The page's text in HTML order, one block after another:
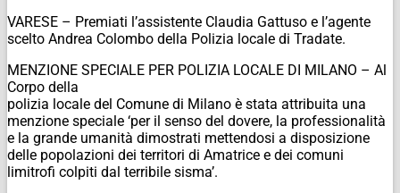
VARESE – Premiati l’assistente Claudia Gattuso e l’agente
scelto Andrea Colombo della Polizia locale di Tradate.
MENZIONE SPECIALE PER POLIZIA LOCALE DI MILANO – Al
Corpo della
polizia locale del Comune di Milano è stata attribuita una
menzione speciale ‘per il senso del dovere, la professionalità
e la grande umanità dimostrati mettendosi a disposizione
delle popolazioni dei territori di Amatrice e dei comuni
limitrofi colpiti dal terribile sisma’.